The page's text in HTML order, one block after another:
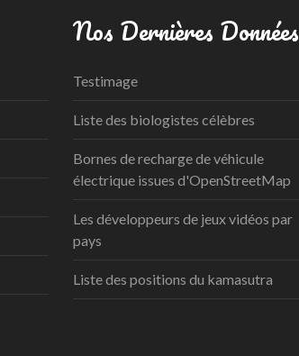
Nos Dernières Données
Testimage
Liste des biologistes célèbres
Bornes de recharge de véhicule
électrique issues d'OpenStreetMap
Les développeurs de jeux vidéos par
pays
Liste des positions du kamasutra